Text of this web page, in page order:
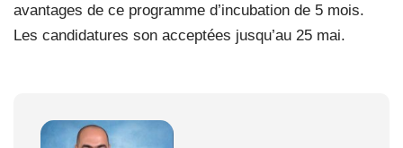
avantages de ce programme d’incubation de 5 mois.
Les candidatures son acceptées jusqu’au 25 mai.